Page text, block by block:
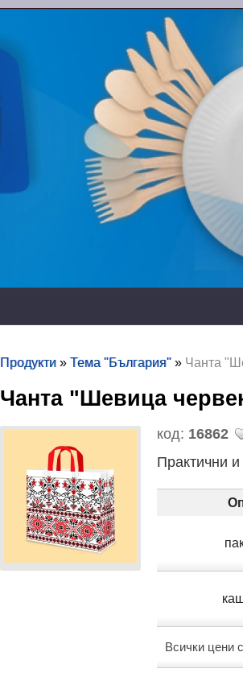
Продукти »Тема "България" » Чанта
Чанта "Шевица
код: 16862
Практични
Всички цени